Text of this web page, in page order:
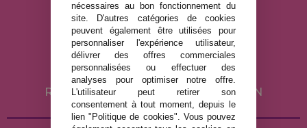
MENTIONS LÉGALES
POLITIQUE DE CONFIDENTIALITÉ
POLITIQUE DE COOKIES
LIVRAISON ET RETOUR
RETOURS / DROIT DE RÉTRACTATION
nécessaires au bon fonctionnement du
site. D'autres catégories de cookies
peuvent également être utilisées pour
personnaliser l'expérience utilisateur,
délivrer des offres commerciales
personnalisées ou effectuer des
analyses pour optimiser notre offre.
L'utilisateur peut retirer son
consentement à tout moment, depuis le
lien "Politique de cookies". Vous pouvez